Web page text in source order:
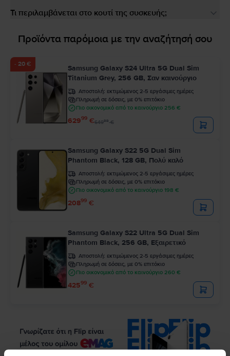
Τι περιλαμβάνεται στο κουτί της συσκευής;
Προϊόντα παρόμοια με την αναζήτησή σου
- 20 €
Samsung Galaxy S24 Ultra 5G Dual Sim
Titanium Grey, 256 GB, Σαν καινούργιο
Αποστολή: εκτιμώμενος 2-5 εργάσιμες ημέρες
Πληρωμή σε δόσεις, με 0% επιτόκιο
Πιο οικονομικό από το καινούργιο 256 €
62999 €64999€
Samsung Galaxy S22 5G Dual Sim
Phantom Black, 128 GB, Πολύ καλό
Αποστολή: εκτιμώμενος 2-5 εργάσιμες ημέρες
Πληρωμή σε δόσεις, με 0% επιτόκιο
Πιο οικονομικό από το καινούργιο 198 €
20899 €
Samsung Galaxy S22 Ultra 5G Dual Sim
Phantom Black, 256 GB, Εξαιρετικό
Αποστολή: εκτιμώμενος 2-5 εργάσιμες ημέρες
Πληρωμή σε δόσεις, με 0% επιτόκιο
Πιο οικονομικό από το καινούργιο 260 €
42599 €